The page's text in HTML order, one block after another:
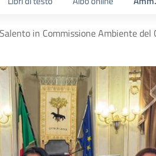
in Commissione Ambiente del